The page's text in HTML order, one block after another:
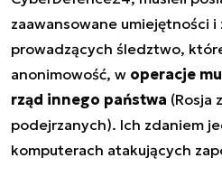
zaawansowane umiejętności i
prowadzących śledztwo,
anonimowość, w operacje
rząd innego państwa (Rosja
podejrzanych). Ich zdaniem
komputerach atakujących